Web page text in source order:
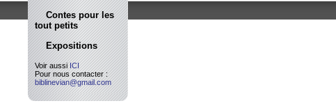
Contes pour les
tout petits
Expositions
Voir aussiICI
Pour nous contacter :
biblinevian@gmail.com